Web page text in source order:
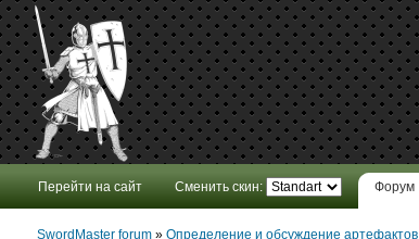
Перейти на сайт Сменить скин: Форум
SwordMaster forum » Определение и обсуждение артефактов